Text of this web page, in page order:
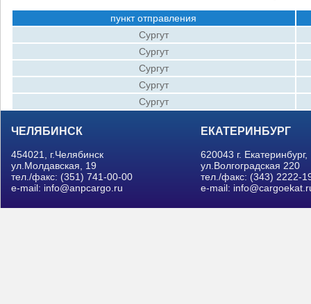
пункт отправления
Сургут
Сургут
Сургут
Сургут
Сургут
ЧЕЛЯБИНСК
454021, г.Челябинск
ул.Молдавская, 19
тел./факс: (351) 741-00-00
e-mail: info@anpcargo.ru
ЕКАТЕРИНБУРГ
620043 г. Екатеринбург,
ул.Волгоградская 220
тел./факс: (343) 2222-
e-mail: